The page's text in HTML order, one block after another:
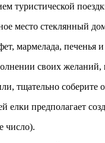
туристической
место стеклянный
мармелада, печенья
своих желаний,
тщательно соберите
предполагает
число).